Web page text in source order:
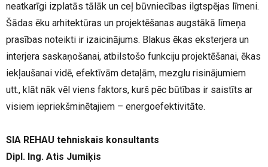
neatkarīgi izplatās tālāk un ceļ būvniecības ilgtspējas līmeni.
Šādas ēku arhitektūras un projektēšanas augstākā līmeņa
prasības noteikti ir izaicinājums. Blakus ēkas eksterjera un
interjera saskaņošanai, atbilstošo funkciju projektēšanai, ēkas
iekļaušanai vidē, efektīvām detaļām, mezglu risinājumiem
utt., klāt nāk vēl viens faktors, kurš pēc būtības ir saistīts ar
visiem iepriekšminētajiem – energoefektivitāte.
SIA REHAU tehniskais konsultants
Dipl. Ing. Atis Jumiķis